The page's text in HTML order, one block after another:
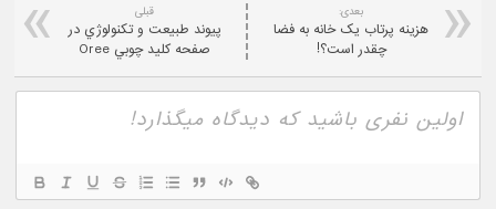
قبلی
پيوند طبيعت و تکنولوژي در
صفحه کليد چوبي Oree
بعدی:
هزينه پرتاب يک خانه به فضا
چقدر است؟!